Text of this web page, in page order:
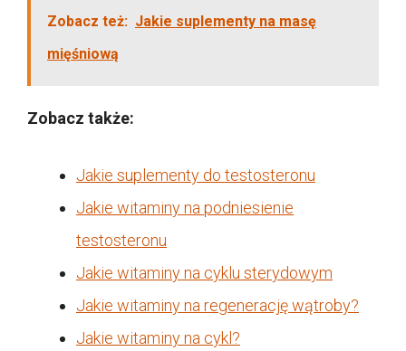
Zobacz też: Jakie suplementy na masę
mięśniową
Zobacz także:
Jakie suplementy do testosteronu
Jakie witaminy na podniesienie
testosteronu
Jakie witaminy na cyklu sterydowym
Jakie witaminy na regenerację wątroby?
Jakie witaminy na cykl?